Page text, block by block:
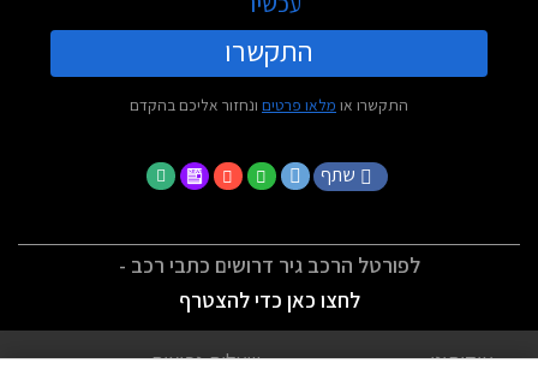
התקשרו
התקשרו או מלאו פרטים ונחזור אליכם בהקדם
שתף
לפורטל הרכב גיר דרושים כתבי רכב -
לחצו כאן כדי להצטרף
אודותינו שאלות נפוצות